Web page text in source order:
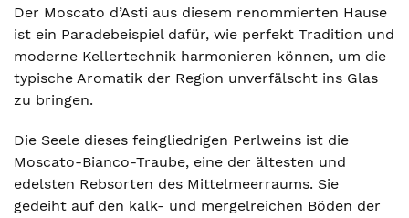
Der Moscato d’Asti aus diesem renommierten Hause
ist ein Paradebeispiel dafür, wie perfekt Tradition und
moderne Kellertechnik harmonieren können, um die
typische Aromatik der Region unverfälscht ins Glas
zu bringen.
Die Seele dieses feingliedrigen Perlweins ist die
Moscato-Bianco-Traube, eine der ältesten und
edelsten Rebsorten des Mittelmeerraums. Sie
gedeiht auf den kalk- und mergelreichen Böden der